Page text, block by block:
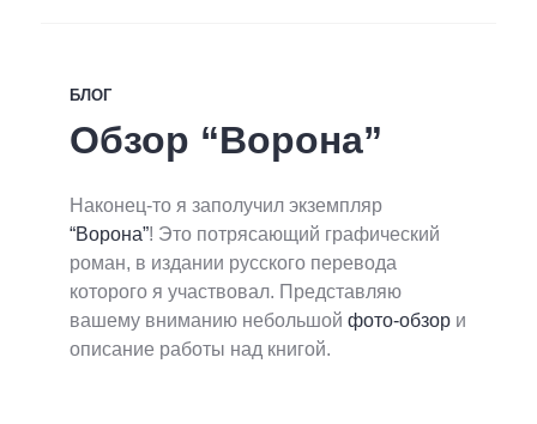
БЛОГ
Обзор “Ворона”
Наконец-то я заполучил экземпляр
“Ворона”! Это потрясающий графический
роман, в издании русского перевода
которого я участвовал. Представляю
вашему вниманию небольшой фото-обзори
описание работы над книгой.